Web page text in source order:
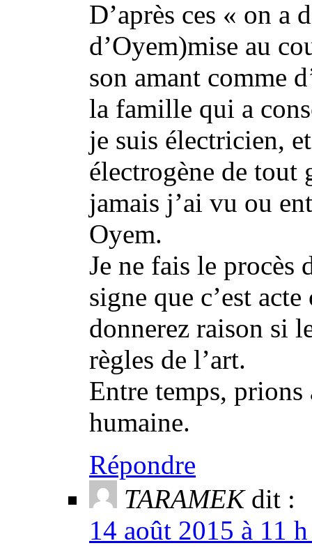
D’après ces « on a
d’Oyem)mise au
son amant comme
la famille qui a
je suis électricien,
électrogène de tout
jamais j’ai vu ou
Oyem.
Je ne fais le procès
signe que c’est
donnerez raison si
règles de l’art.
Entre temps,
humaine.
Répondre
TARAMEK dit :
14 août 2015 à 11